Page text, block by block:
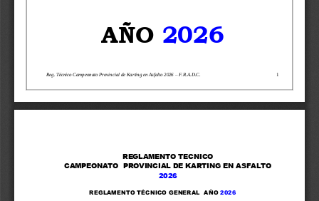
Reg. Técnico Campeonato Provincial de Karting en Asfalto 2026 F.R.A.D.C. 1
AÑO 2026
REGLAMENTO TECNICO
CAMPEONATO
PROVINCIAL DE KARTING EN ASFALTO
2026
REGLAMENTO TÉCNICO GENERAL  AÑO 2026